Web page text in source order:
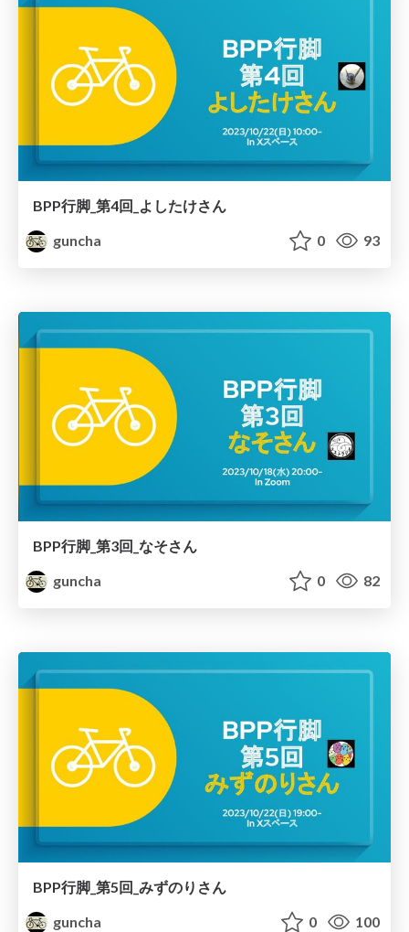
BPP行脚_第4回_よしたけさん
guncha
0 93
BPP行脚_第3回_なそさん
guncha
0 82
BPP行脚_第5回_みずのりさん
guncha
0 100